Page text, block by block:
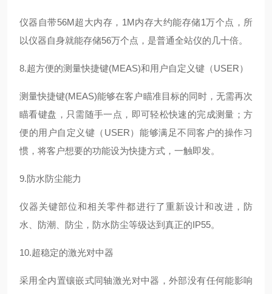
仪器自带56M超大内存，1M内存大约能存储1万个点，所
以仪器自身就能存储56万个点，是普通全站仪的几十倍。
8.超方便的测量快捷键(MEAS)和用户自定义键（USER）
测量快捷键(MEAS)能够在客户瞄准目标的同时，无需再次
瞄看键盘，只需随手一点，即可轻松快速的完成测量；方
便的用户自定义键（USER）能够满足不同客户的操作习
惯，将客户想要的功能设为快捷方式，一触即发。
9.防水防尘能力
仪器关键部位和相关零件都进行了重新设计和改进，防
水、防潮、防尘，防水防尘等级达到真正的IP55。
10.超稳定的激光对中器
采用全内置镶嵌式同轴激光对中器，外部没有任何能影响